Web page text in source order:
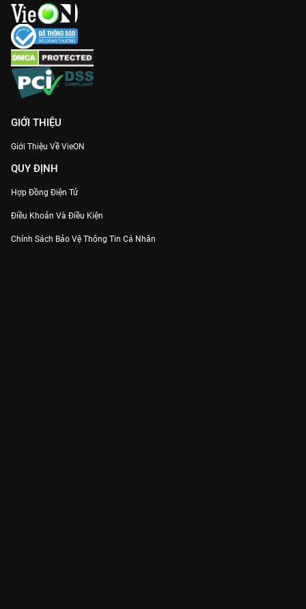
GIỚI THIỆU
Giới Thiệu Về VieON
QUY ĐỊNH
Hợp Đồng Điện Tử
Điều Khoản Và Điều Kiện
Chính Sách Bảo Vệ Thông Tin Cá Nhân